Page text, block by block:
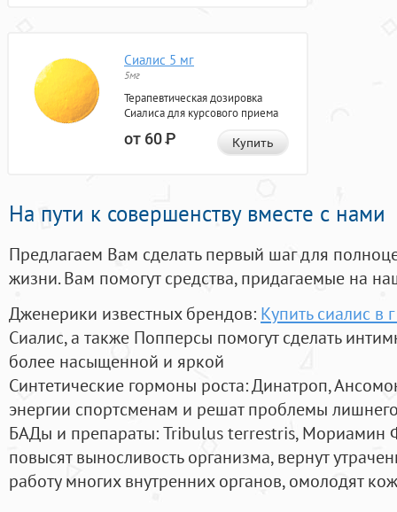
Сиалис 5 мг
5мг
Терапевтическая дозировка
Сиалиса для курсового приема
от 60Р Купить
На пути к совершенству вместе с нами
Предлагаем Вам сделать первый шаг для
жизни. Вам помогут средства, придагаемые на
Дженерики известных брендов: Купить сиалис в
Сиалис, а также Попперсы помогут сделать
более насыщенной и яркой
Синтетические гормоны роста: Динатроп,
энергии спортсменам и решат проблемы
БАДы и препараты:Tribulus terrestris, Мориамин
повысят выносливость организма, вернут
работу многих внутренних органов, омолодят